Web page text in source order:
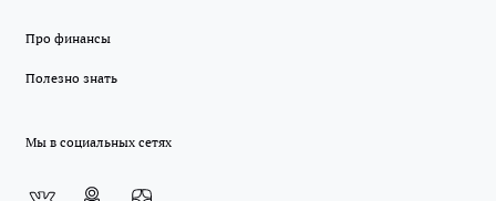
Про финансы
Полезно знать
Мы в социальных сетях